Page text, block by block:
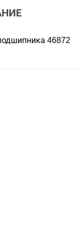
46872